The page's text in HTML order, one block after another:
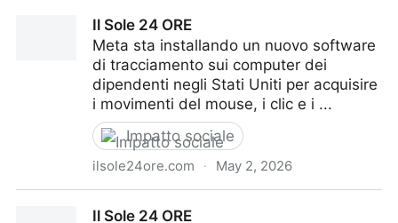
Il Sole 24 ORE
Meta sta installando un nuovo software
di tracciamento sui computer dei
dipendenti negli Stati Uniti per acquisire
i movimenti del mouse, i clic e i ...
Impatto sociale
ilsole24ore.com · May 2, 2026
Il Sole 24 ORE